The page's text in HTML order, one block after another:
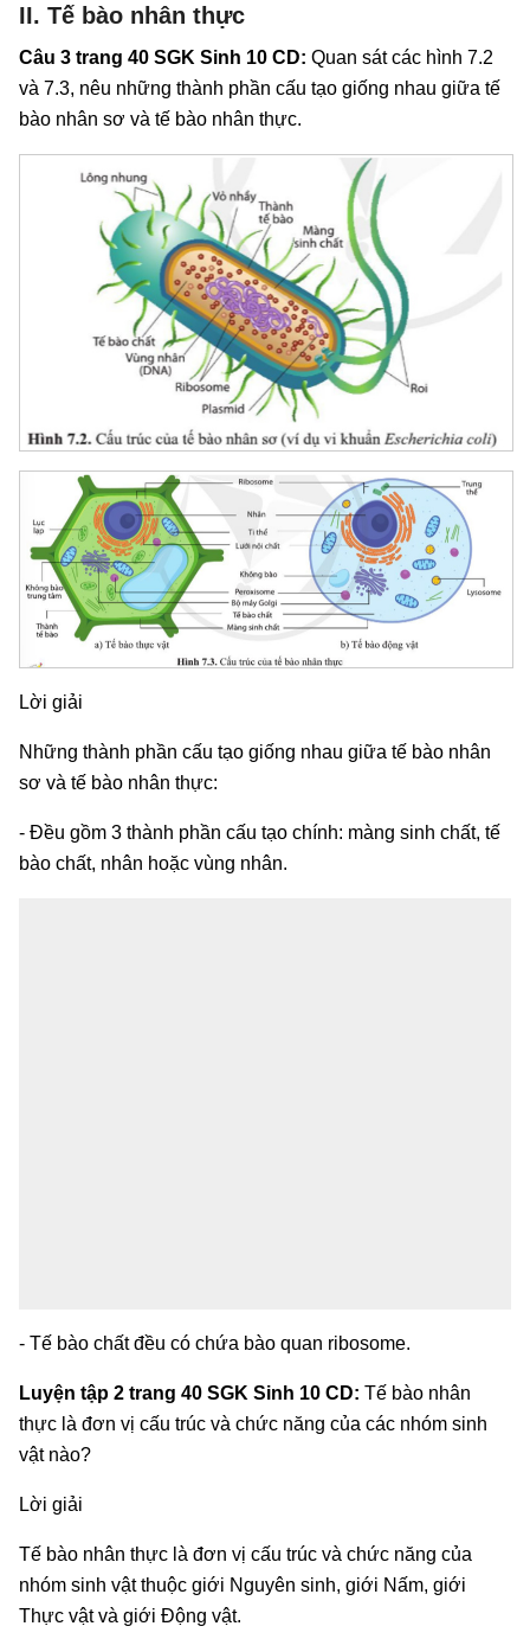
II. Tế bào nhân thực
Câu 3 trang 40 SGK Sinh 10 CD: Quan sát các hình 7.2
và 7.3, nêu những thành phần cấu tạo giống nhau giữa tế
bào nhân sơ và tế bào nhân thực.
Lời giải
Những thành phần cấu tạo giống nhau giữa tế bào nhân
sơ và tế bào nhân thực:
- Đều gồm 3 thành phần cấu tạo chính: màng sinh chất, tế
bào chất, nhân hoặc vùng nhân.
- Tế bào chất đều có chứa bào quan ribosome.
Luyện tập 2 trang 40 SGK Sinh 10 CD: Tế bào nhân
thực là đơn vị cấu trúc và chức năng của các nhóm sinh
vật nào?
Lời giải
Tế bào nhân thực là đơn vị cấu trúc và chức năng của
nhóm sinh vật thuộc giới Nguyên sinh, giới Nấm, giới
Thực vật và giới Động vật.